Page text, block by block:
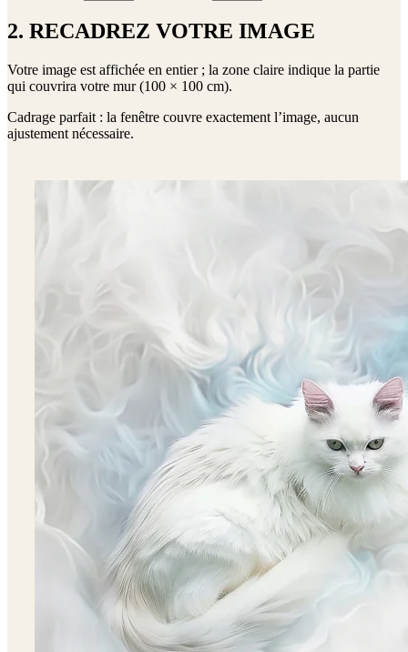
2. RECADREZ VOTRE IMAGE
Votre image est affichée en entier ; la zone claire indique la partie
qui couvrira votre mur (100 × 100 cm).
Cadrage parfait : la fenêtre couvre exactement l’image, aucun
ajustement nécessaire.